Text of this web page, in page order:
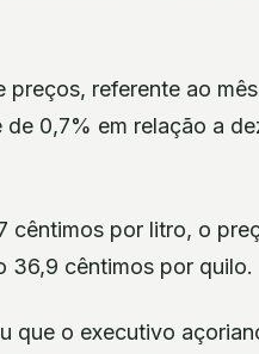
referente ao
0,7% em relação a
cêntimos por litro, o
36,9 cêntimos por quilo.
que o executivo